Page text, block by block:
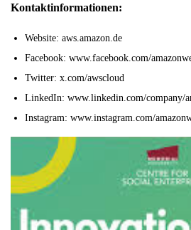
Kontaktinformationen:
Website: aws.amazon.de
Facebook: www.facebook.com/
Twitter: x.com/awscloud
LinkedIn: www.linkedin.com/company/
Instagram: www.instagram.com/